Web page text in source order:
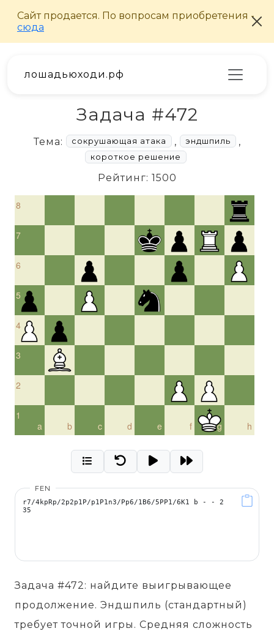
лошадьюходи.рф
Задача #472
Тема: сокрушающая атака , эндшпиль ,
короткое решение
Рейтинг: 1500
8
7
6
5
4
3
2
a
1
b
c d e f g h
FEN
Задача #472: найдите выигрывающее
продолжение. Эндшпиль (стандартный)
требует точной игры. Средняя сложность